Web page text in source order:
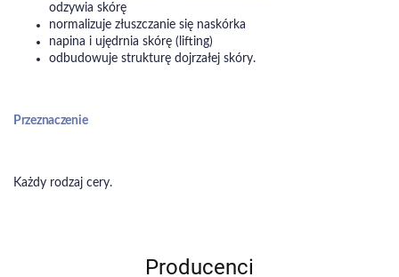
odzywia skórę
normalizuje złuszczanie się naskórka
napina i ujędrnia skórę (lifting)
odbudowuje strukturę dojrzałej skóry.
Przeznaczenie
Każdy rodzaj cery.
Producenci